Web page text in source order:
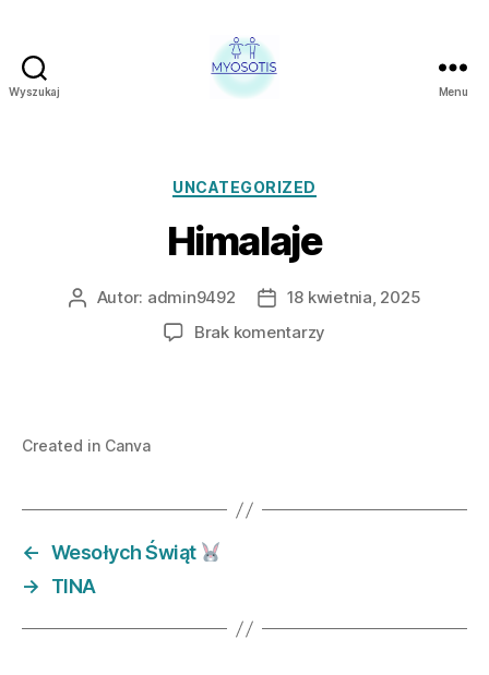
Wyszukaj
CZŁOWIEKA
POLSCE
MYOSOTIS
Menu
Kategorie
UNCATEGORIZED
Himalaje
AutorAutor: admin9492
Data
wpisu
18 kwietnia, 2025
Brak komentarzy
Created in Canva
← Wesołych Świąt
→
TINA